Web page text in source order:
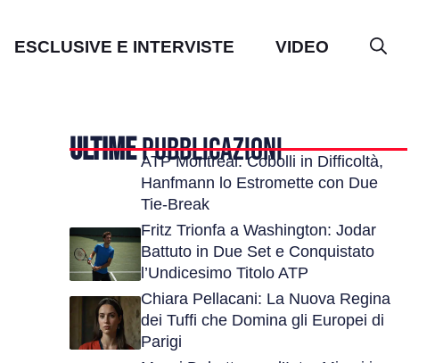
ESCLUSIVE E INTERVISTE VIDEO
ULTIMEPUBBLICAZIONI
ATP Montreal: Cobolli in Difficoltà,
Hanfmann lo Estromette con Due
Tie-Break
Fritz Trionfa a Washington: Jodar
Battuto in Due Set e Conquistato
l’Undicesimo Titolo ATP
Chiara Pellacani: La Nuova Regina
dei Tuffi che Domina gli Europei di
Parigi